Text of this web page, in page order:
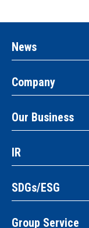
News
Company
Our Business
IR
SDGs/ESG
Group Service